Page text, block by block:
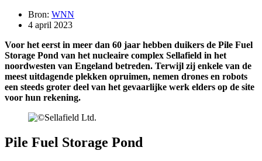
Bron: WNN
4 april 2023
Voor het eerst in meer dan 60 jaar hebben duikers de Pile Fuel
Storage Pond van het nucleaire complex Sellafield in het
noordwesten van Engeland betreden. Terwijl zij enkele van de
meest uitdagende plekken opruimen, nemen drones en robots
een steeds groter deel van het gevaarlijke werk elders op de site
voor hun rekening.
Pile Fuel Storage Pond